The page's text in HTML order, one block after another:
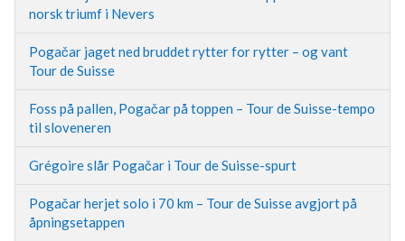
norsk triumf i Nevers
Pogačar jaget ned bruddet rytter for rytter – og vant
Tour de Suisse
Foss på pallen, Pogačar på toppen – Tour de Suisse-tempo
til sloveneren
Grégoire slår Pogačar i Tour de Suisse-spurt
Pogačar herjet solo i 70 km – Tour de Suisse avgjort på
åpningsetappen